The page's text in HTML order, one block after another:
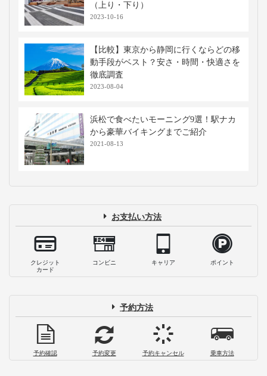
（上り・下り）
2023-10-16
【比較】東京から静岡に行くならどの移
動手段がベスト？安さ・時間・快適さを
徹底調査
2023-08-04
浜松で食べたいモーニング9選！駅ナカ
から豪華バイキングまでご紹介
2021-08-13
お支払い方法
クレジット
カード
コンビニ キャリア ポイント
予約方法
予約確認 予約変更 予約キャンセル 乗車方法